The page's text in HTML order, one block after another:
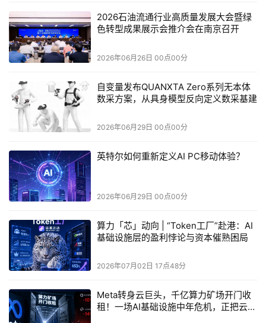
补位。
规格，实则是能够看出Intel Products业务这两年设计方法的
转向的。不只是iGPU的Xe3在架构上更多地考虑可扩展性
（Xe render slice渲染切片单元的构成比Xe2更灵活），还
在于Foveros-S封装方案本身提供的配置灵活性，甚至能让
Panther Lake覆盖PC之外的目标场景。
此前Intel列出的可扩展性架构方案涵盖了几点：IP与
partitioning无关的fabric（互联架构）、Foveros-S封装技
平台的IP。加上模组与内存组合可覆盖不同价格区间的终端
产品，这种设计在可扩展性上，可能也会有更长的生命周
期。
更新后的设计方法学，也让多foundry来源的产品成型
成为可能，大约可以视作IDM 2.0策略的遗产了——Panther
2026石油流通行业高质量发展大会暨绿
色转型成果展示会推介会在南京召开
2026年06月26日 00点00分
自变量发布QUANXTA Zero系列无本体
数采方案，从具身模型反向定义数采基建
2026年06月29日 00点00分
英特尔如何重新定义AI PC移动体验？
2026年06月29日 00点00分
算力「芯」动向 | “Token工厂”赴港：AI
基础设施层的盈利悖论与资本催熟困局
2026年07月02日 17点48分
Meta转身云巨头，千亿算力矿场开门收
租！一场AI基础设施中年危机，正把云计